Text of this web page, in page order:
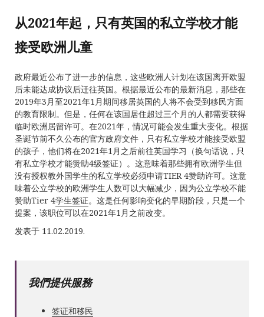
从2021年起，只有英国的私立学校才能
接受欧洲儿童
政府最近公布了进一步的信息，这些欧洲人计划在该国离开欧盟
后未能达成协议后迁往英国。根据最近公布的最新消息，那些在
2019年3月至2021年1月期间移居英国的人将不会受到移民方面
的教育限制。但是，任何在该国居住超过三个月的人都需要获得
临时欧洲居留许可。在2021年，情况可能会发生重大变化。根据
圣诞节前不久公布的官方政府文件，只有私立学校才能接受欧盟
的孩子，他们将在2021年1月之后前往英国学习（换句话说，只
有私立学校才能赞助4级签证）。这意味着那些拥有欧洲学生但
没有授权教外国学生的私立学校必须申请TIER 4赞助许可。这意
味着公立学校的欧洲学生人数可以大幅减少，因为公立学校不能
赞助Tier 4学生签证。这是任何影响变化的早期阶段，只是一个
提案，该职位可以在2021年1月之前改变。
发表于 11.02.2019.
我們提供服務
签证和移民